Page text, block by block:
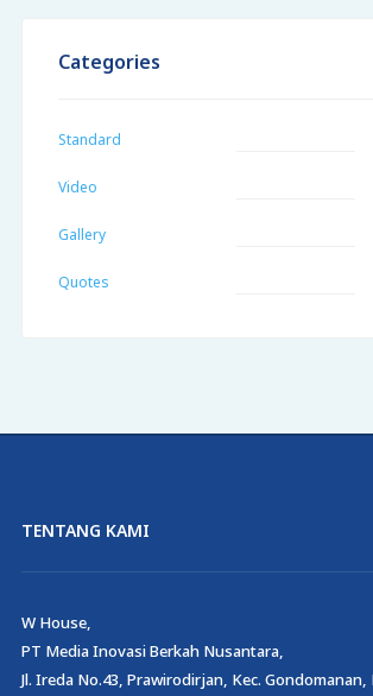
Categories
Standard
Video
Gallery
Quotes
TENTANG KAMI
W House,
PT Media Inovasi Berkah Nusantara,
Jl. Ireda No.43, Prawirodirjan, Kec.